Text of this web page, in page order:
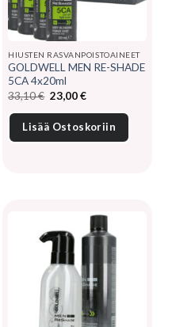
HIUSTEN RASVANPOISTOAINEET
GOLDWELL MEN RE-SHADE
5CA 4x20ml
33,10€ Alkuperäinen
hinta
oli:
33,10 €.
23,00€Nykyinen
on:
23,00 €.
Lisää Ostoskoriin